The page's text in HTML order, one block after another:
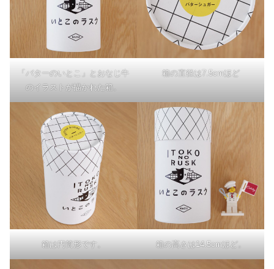
「バターのいとこ」とおなじ牛
のイラストが描かれた箱。
箱の直径は7.5cmほど
箱は円筒形です。 箱の高さは14.5cmほど。